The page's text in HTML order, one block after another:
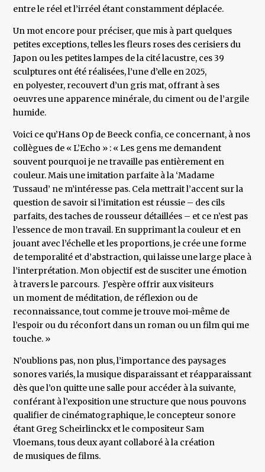
entre le réel et l’irréel étant constamment déplacée.
Un mot encore pour préciser, que mis à part quelques
petites exceptions, telles les fleurs roses des cerisiers du
Japon ou les petites lampes de la cité lacustre, ces 39
sculptures ont été réalisées, l’une d’elle en 2025,
en polyester, recouvert d’un gris mat, offrant à ses
oeuvres une apparence minérale, du ciment ou de l’argile
humide.
Voici ce qu’Hans Op de Beeck confia, ce concernant, à nos
collègues de « L’Echo » : « Les gens me demandent
souvent pourquoi je ne travaille pas entièrement en
couleur. Mais une imitation parfaite à la ‘Madame
Tussaud’ ne m’intéresse pas. Cela mettrait l’accent sur la
question de savoir si l’imitation est réussie – des cils
parfaits, des taches de rousseur détaillées – et ce n’est pas
l’essence de mon travail. En supprimant la couleur et en
jouant avec l’échelle et les proportions, je crée une forme
de temporalité et d’abstraction, qui laisse une large place à
l’interprétation. Mon objectif est de susciter une émotion
à travers le parcours. J’espère offrir aux visiteurs
un moment de méditation, de réflexion ou de
reconnaissance, tout comme je trouve moi-même de
l’espoir ou du réconfort dans un roman ou un film qui me
touche. »
N’oublions pas, non plus, l’importance des paysages
sonores variés, la musique disparaissant et réapparaissant
dès que l’on quitte une salle pour accéder à la suivante,
conférant à l’exposition une structure que nous pouvons
qualifier de cinématographique, le concepteur sonore
étant Greg Scheirlinckx et le compositeur Sam
Vloemans, tous deux ayant collaboré à la création
de musiques de films.